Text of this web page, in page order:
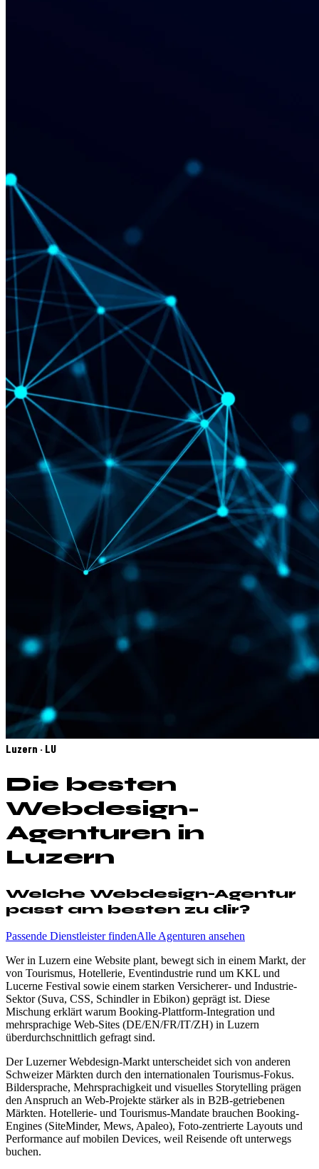
Luzern · LU
Die besten
Webdesign-
Agenturen in
Luzern
Welche Webdesign-Agentur
passt am besten zu dir?
Passende Dienstleister findenAlle Agenturen ansehen
Wer in Luzern eine Website plant, bewegt sich in einem Markt, der
von Tourismus, Hotellerie, Eventindustrie rund um KKL und
Lucerne Festival sowie einem starken Versicherer- und Industrie-
Sektor (Suva, CSS, Schindler in Ebikon) geprägt ist. Diese
Mischung erklärt warum Booking-Plattform-Integration und
mehrsprachige Web-Sites (DE/EN/FR/IT/ZH) in Luzern
überdurchschnittlich gefragt sind.
Der Luzerner Webdesign-Markt unterscheidet sich von anderen
Schweizer Märkten durch den internationalen Tourismus-Fokus.
Bildersprache, Mehrsprachigkeit und visuelles Storytelling prägen
den Anspruch an Web-Projekte stärker als in B2B-getriebenen
Märkten. Hotellerie- und Tourismus-Mandate brauchen Booking-
Engines (SiteMinder, Mews, Apaleo), Foto-zentrierte Layouts und
Performance auf mobilen Devices, weil Reisende oft unterwegs
buchen.